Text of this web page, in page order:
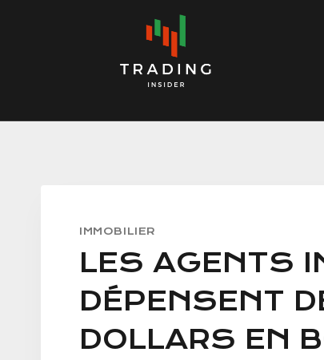
IMMOBILIER
LES AGENTS
DÉPENSENT
DOLLARS EN